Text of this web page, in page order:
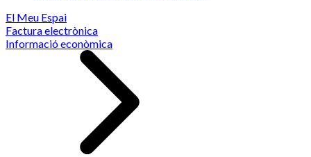
El Meu Espai
Factura electrònica
Informació econòmica